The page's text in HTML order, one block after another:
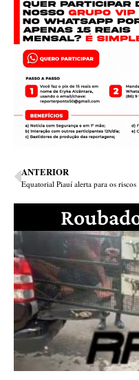
ANTERIOR